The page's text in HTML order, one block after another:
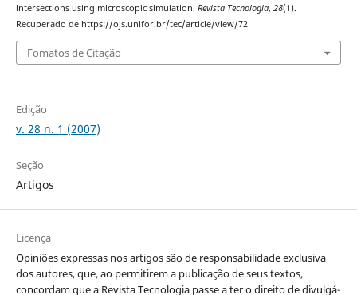
intersections using microscopic simulation. Revista Tecnologia, 28(1).
Recuperado de https://ojs.unifor.br/tec/article/view/72
Fomatos de Citação
Edição
v. 28 n. 1 (2007)
Seção
Artigos
Licença
Opiniões expressas nos artigos são de responsabilidade exclusiva
dos autores, que, ao permitirem a publicação de seus textos,
concordam que a Revista Tecnologia passe a ter o direito de divulgá-